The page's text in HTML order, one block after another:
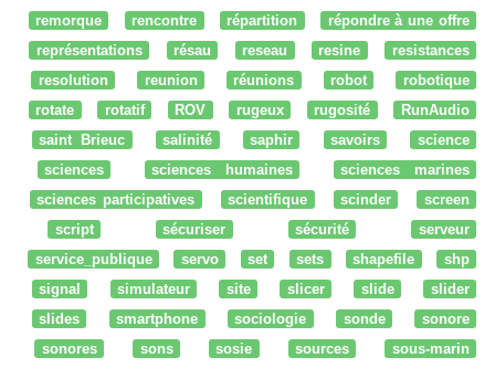
remorque
rencontre répartition
répondre à une offre
représentations
résau reseau resine
resistances
resolution
reunion réunions robot
robotique
rotate
rotatif ROV rugeux rugosité
RunAudio
saint Brieuc
salinité saphir savoirs
science
sciences
sciences humaines
sciences marines
sciences participatives
scientifique scinder
screen
script
sécuriser sécurité
serveur
service_publique
servo set sets shapefile
shp
signal
simulateur site slicer slide
slider
slides
smartphone sociologie sonde
sonore
sonores
sons sosie sources
sous-marin